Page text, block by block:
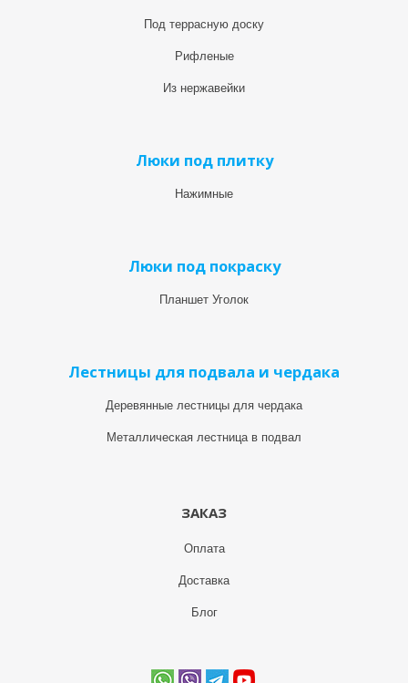
Под террасную доску
Рифленые
Из нержавейки
Люки под плитку
Нажимные
Люки под покраску
Планшет Уголок
Лестницы для подвала и чердака
Деревянные лестницы для чердака
Металлическая лестница в подвал
ЗАКАЗ
Оплата
Доставка
Блог